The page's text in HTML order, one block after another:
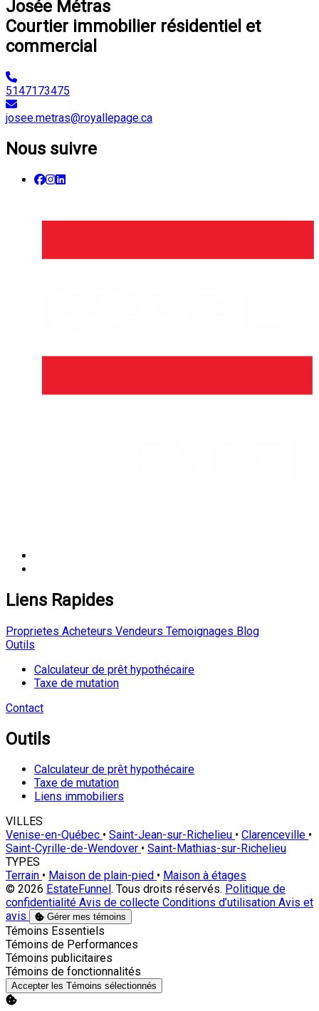
Josée Métras
Courtier immobilier résidentiel et
commercial
5147173475
josee.metras@royallepage.ca
Nous suivre
Liens Rapides
Proprietes Acheteurs Vendeurs Temoignages Blog
Outils
Calculateur de prêt hypothécaire
Taxe de mutation
Contact
Outils
Calculateur de prêt hypothécaire
Taxe de mutation
Liens immobiliers
VILLES
Venise-en-Québec • Saint-Jean-sur-Richelieu • Clarenceville •
Saint-Cyrille-de-Wendover • Saint-Mathias-sur-Richelieu
TYPES
Terrain • Maison de plain-pied • Maison à étages
© 2026 EstateFunnel . Tous droits réservés. Politique de
confidentialité Avis de collecte Conditions d’utilisation Avis et
avis
Gérer mes témoins
Activer
Témoins Essentiels
Activer
Témoins de Performances
Activer
Témoins publicitaires
Activer
Témoins de fonctionnalités
Accepter les Témoins sélectionnés